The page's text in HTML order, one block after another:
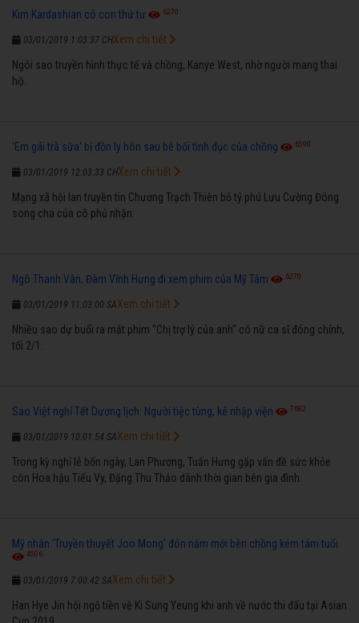
Kim Kardashian có con thứ tư 6270
03/01/2019 1:03:37 CH
Ngôi sao truyền hình thực tế và chồng, Kanye West, nhờ người mang thai
hộ.
Xem chi tiết
'Em gái trà sữa' bị đồn ly hôn sau bê bối tình dục của chồng 6590
03/01/2019 12:03:33 CH
Mạng xã hội lan truyền tin Chương Trạch Thiên bỏ tỷ phú Lưu Cường Đông
song cha của cô phủ nhận.
Xem chi tiết
Ngô Thanh Vân, Đàm Vĩnh Hưng đi xem phim của Mỹ Tâm 6270
03/01/2019 11:03:00 SA
Nhiều sao dự buổi ra mắt phim "Chị trợ lý của anh" có nữ ca sĩ đóng chính,
tối 2/1.
Xem chi tiết
Sao Việt nghỉ Tết Dương lịch: Người tiệc tùng, kẻ nhập viện 7682
03/01/2019 10:01:54 SA
Trong kỳ nghỉ lễ bốn ngày, Lan Phương, Tuấn Hưng gặp vấn đề sức khỏe
còn Hoa hậu Tiểu Vy, Đặng Thu Thảo dành thời gian bên gia đình.
Xem chi tiết
Mỹ nhân 'Truyền thuyết Joo Mong' đón năm mới bên chồng kém tám tuổi
4506
03/01/2019 7:00:42 SA
Han Hye Jin hội ngộ tiền vệ Ki Sung Yeung khi anh về nước thi đấu tại Asian
Xem chi tiết